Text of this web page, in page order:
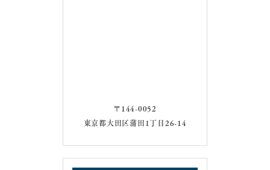
〒144-0052
東京都大田区蒲田1丁目26-14